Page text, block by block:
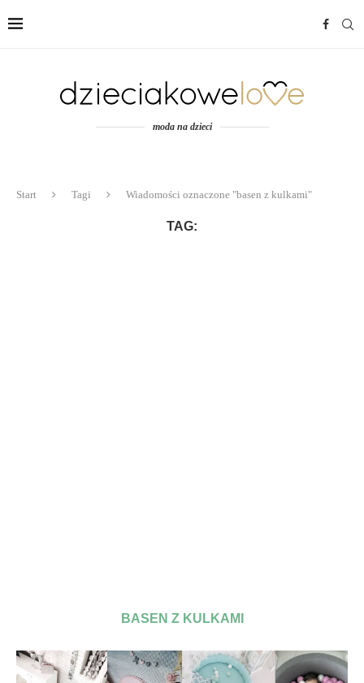
moda na dzieci
Start Tagi Wiadomości oznaczone "basen z kulkami"
TAG:
BASEN Z KULKAMI